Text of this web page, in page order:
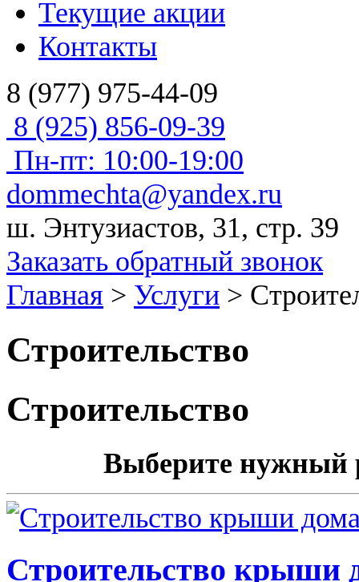
Текущие акции
Контакты
8 (977) 975-44-09
8 (925) 856-09-39
Пн-пт: 10:00-19:00
dommechta@yandex.ru
ш. Энтузиастов, 31, стр. 39
Заказать обратный звонок
Главная > Услуги >
Строительство
Строительство
Выберите нужный
Строительство крыши